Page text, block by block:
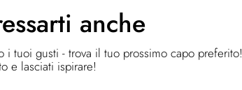
anche
i tuoi gusti - trova il tuo prossimo capo preferito!
e lasciati ispirare!